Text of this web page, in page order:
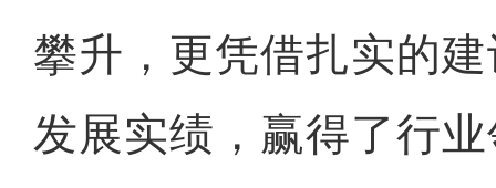
攀升，更凭借扎实的
发展实绩，赢得了行